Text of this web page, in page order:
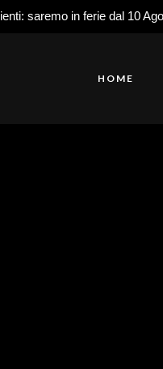
saremo in ferie dal 10
HOME